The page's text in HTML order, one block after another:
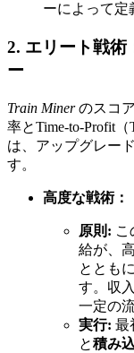
ーによって定
2. エリート戦術
ー
Train Minerのスコ
率とTime-to-Profit
は、アップグレー
す。
高度な戦術：
原則: こ
給が、
ととも
す。収
一定の
実行: 最
と積み